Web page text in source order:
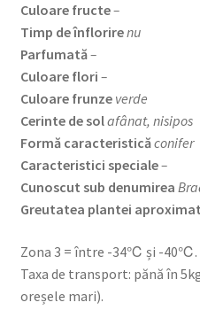
Culoare fructe–
Timp de înflorirenu
Parfumată–
Culoare flori –
Culoare frunze verde
Cerinte de solafânat, nisipos
Formă caracteristicăconifer
Caracteristici speciale–
Cunoscut sub denumirea
Greutatea plantei
Zona 3 = între -34℃ și -40℃.
Taxa de transport: pănă în
oreșele mari).